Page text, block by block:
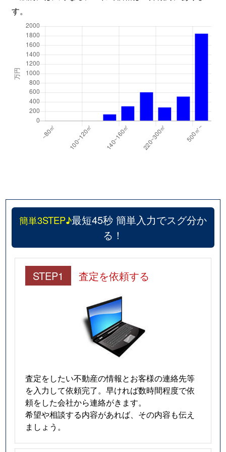
す。
簡単3STEP♪最短45秒 簡単入力でスグ分か
る！
STEP1 査定を依頼する
査定をしたい不動産の情報とお客様の連絡先等
を入力して依頼完了。早ければ数時間程度で依
頼をした会社から連絡がきます。
希望や相談する内容があれば、その内容も伝え
ましょう。